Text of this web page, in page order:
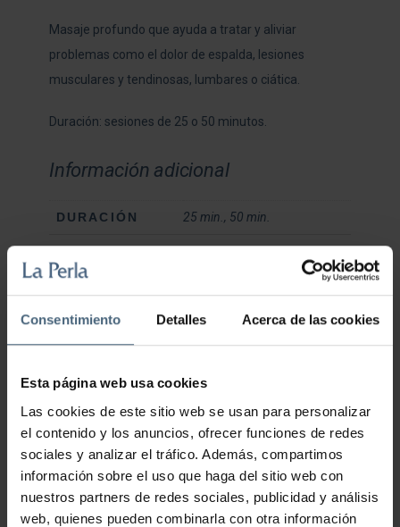
Consentimiento Detalles Acerca de las cookies
Esta página web usa cookies
Las cookies de este sitio web se usan para personalizar
el contenido y los anuncios, ofrecer funciones de redes
sociales y analizar el tráfico. Además, compartimos
información sobre el uso que haga del sitio web con
nuestros partners de redes sociales, publicidad y análisis
web, quienes pueden combinarla con otra información
Masaje profundo que ayuda a tratar y aliviar
problemas como el dolor de espalda, lesiones
musculares y tendinosas, lumbares o ciática.
Duración: sesiones de 25 o 50 minutos.
Información adicional
DURACIÓN 25 min., 50 min.
También te recomendamos…
48,00€–78,00€
SELECCIONAR OPCIONES
Este
producto
tiene